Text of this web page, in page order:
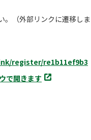
。（外部リンクに遷移しま
register/re1b11ef9b3
別